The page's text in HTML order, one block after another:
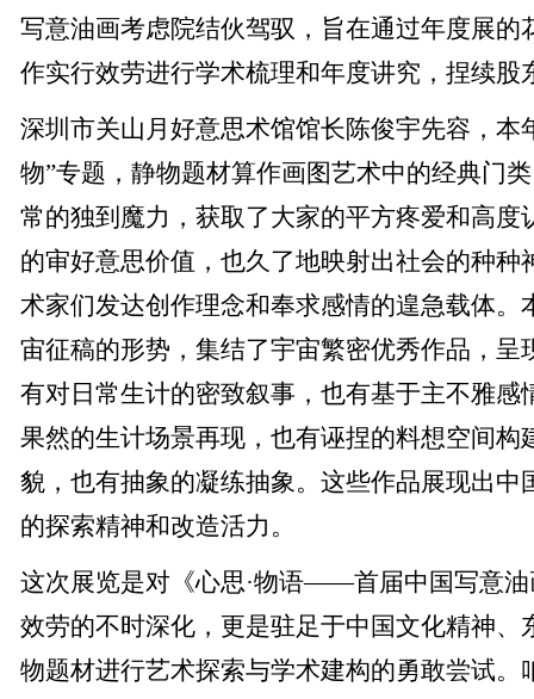
写意油画考虑院结伙驾驭，旨在通过年度展的
作实行效劳进行学术梳理和年度讲究，捏续股
深圳市关山月好意思术馆馆长陈俊宇先容，本
物”专题，静物题材算作画图艺术中的经典门
常的独到魔力，获取了大家的平方疼爱和高度
的审好意思价值，也久了地映射出社会的种种
术家们发达创作理念和奉求感情的遑急载体。
宙征稿的形势，集结了宇宙繁密优秀作品，呈
有对日常生计的密致叙事，也有基于主不雅感
果然的生计场景再现，也有诬捏的料想空间构
貌，也有抽象的凝练抽象。这些作品展现出中
的探索精神和改造活力。
这次展览是对《心思·物语——首届中国写意
效劳的不时深化，更是驻足于中国文化精神、
物题材进行艺术探索与学术建构的勇敢尝试。